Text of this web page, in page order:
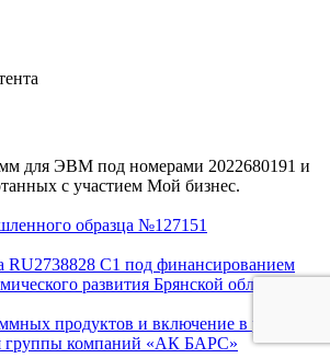
для ЭВМ под номерами 2022680191 и
с участием Мой бизнес.
образца №127151
RU2738828 C1 под финансированием
развития Брянской области
продуктов и включение в реестр
группы компаний «АК БАРС»